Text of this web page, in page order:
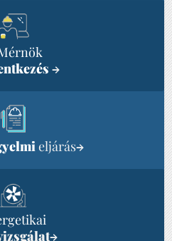
→
eljárás→
→